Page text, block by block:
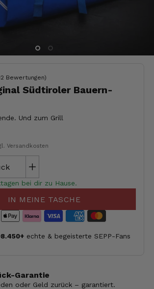
Bewertungen)
Südtiroler Bauern-
Und zum Grill
Versandkosten
bei dir zu Hause.
IN MEINE TASCHE
echte & begeisterte SEPP-Fans
Garantie
oder Geld zurück – garantiert.